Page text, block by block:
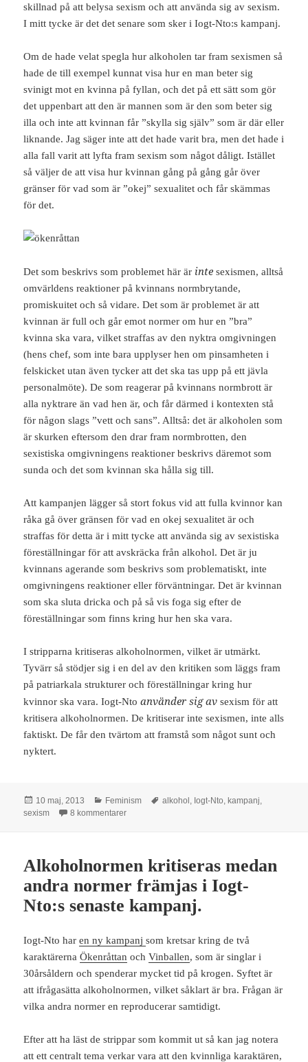
skillnad på att belysa sexism och att använda sig av sexism.
I mitt tycke är det det senare som sker i Iogt-Nto:s kampanj.
Om de hade velat spegla hur alkoholen tar fram sexismen så
hade de till exempel kunnat visa hur en man beter sig
svinigt mot en kvinna på fyllan, och det på ett sätt som gör
det uppenbart att den är mannen som är den som beter sig
illa och inte att kvinnan får ”skylla sig själv” som är där eller
liknande. Jag säger inte att det hade varit bra, men det hade i
alla fall varit att lyfta fram sexism som något dåligt. Istället
så väljer de att visa hur kvinnan gång på gång går över
gränser för vad som är ”okej” sexualitet och får skämmas
för det.
Det som beskrivs som problemet här är inte sexismen, alltså
omvärldens reaktioner på kvinnans normbrytande,
promiskuitet och så vidare. Det som är problemet är att
kvinnan är full och går emot normer om hur en ”bra”
kvinna ska vara, vilket straffas av den nyktra omgivningen
(hens chef, som inte bara upplyser hen om pinsamheten i
felskicket utan även tycker att det ska tas upp på ett jävla
personalmöte). De som reagerar på kvinnans normbrott är
alla nyktrare än vad hen är, och får därmed i kontexten stå
för någon slags ”vett och sans”. Alltså: det är alkoholen som
är skurken eftersom den drar fram normbrotten, den
sexistiska omgivningens reaktioner beskrivs däremot som
sunda och det som kvinnan ska hålla sig till.
Att kampanjen lägger så stort fokus vid att fulla kvinnor kan
råka gå över gränsen för vad en okej sexualitet är och
straffas för detta är i mitt tycke att använda sig av sexistiska
föreställningar för att avskräcka från alkohol. Det är ju
kvinnans agerande som beskrivs som problematiskt, inte
omgivningens reaktioner eller förväntningar. Det är kvinnan
som ska sluta dricka och på så vis foga sig efter de
föreställningar som finns kring hur hen ska vara.
I stripparna kritiseras alkoholnormen, vilket är utmärkt.
Tyvärr så stödjer sig i en del av den kritiken som läggs fram
på patriarkala strukturer och föreställningar kring hur
kvinnor ska vara. Iogt-Ntoanvänder sig av sexism för att
kritisera alkoholnormen. De kritiserar inte sexismen, inte alls
faktiskt. De får den tvärtom att framstå som något sunt och
nyktert.
Postat
10 maj, 2013 Kategorier
Feminism Taggar
alkohol , Iogt-Nto, kampanj,
sexism
8 kommentarertill Iogt-Nto använder sig av sexismen, de
Alkoholnormen kritiseras medan
andra normer främjas i Iogt-
Nto:s senaste kampanj.
Iogt-Nto haren ny kampanjsom kretsar kring de två
karaktärernaÖkenråttan ochVinballen, som är singlar i
30årsåldern och spenderar mycket tid på krogen. Syftet är
att ifrågasätta alkoholnormen, vilket såklart är bra. Frågan är
vilka andra normer en reproducerar samtidigt.
Efter att ha läst de strippar som kommit ut så kan jag notera
att ett centralt tema verkar vara att den kvinnliga karaktären,